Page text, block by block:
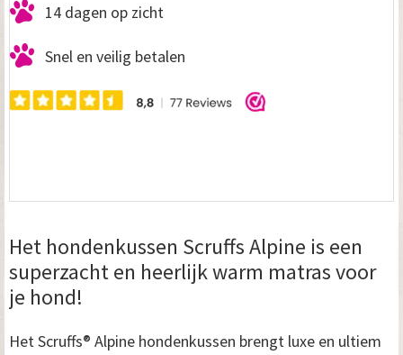
14 dagen op zicht
Snel en veilig betalen
Het hondenkussen Scruffs Alpine is een
superzacht en heerlijk warm matras voor
je hond!
Het Scruffs® Alpine hondenkussen brengt luxe en ultiem